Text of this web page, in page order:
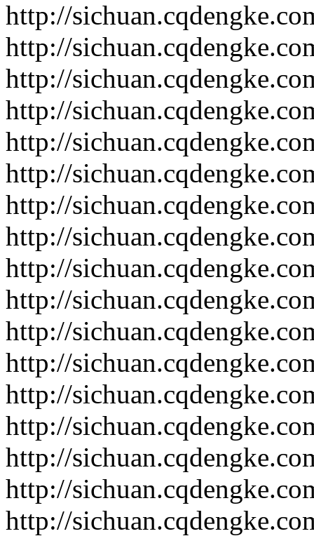
http://
http://
http://
http://
http://
http://
http://
http://
http://
http://
http://
http://
http://
http://
http://
http://
http://